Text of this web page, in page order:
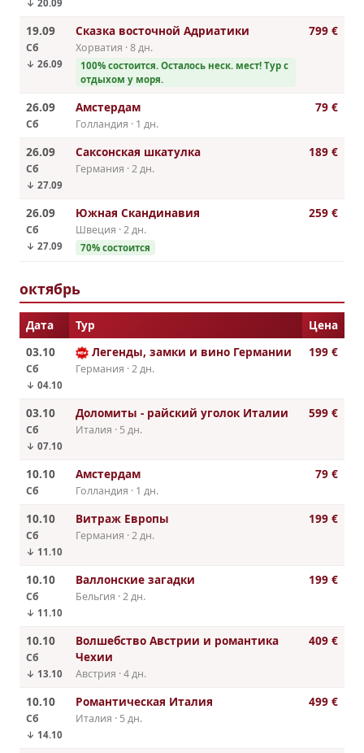
↓ 20.09
19.09
Сб
↓ 26.09
Сказка восточной Адриатики
Хорватия · 8 дн.
100% cостоится. Осталось неск. мест! Тур с
отдыхом у моря.
799 €
26.09
Сб
Амстердам
Голландия · 1 дн.
79 €
26.09
Сб
↓ 27.09
Саксонская шкатулка
Германия · 2 дн.
189 €
26.09
Сб
↓ 27.09
Южная Скандинавия
Швеция · 2 дн.
70% cостоится
259 €
октябрь
Дата Тур
Цена
03.10
Сб
↓ 04.10
Легенды, замки и вино Германии
Германия · 2 дн.
199 €
03.10
Сб
↓ 07.10
Доломиты - райский уголок Италии
Италия · 5 дн.
599 €
10.10
Сб
Амстердам
Голландия · 1 дн.
79 €
10.10
Сб
↓ 11.10
Витраж Европы
Германия · 2 дн.
199 €
10.10
Сб
↓ 11.10
Валлонские загадки
Бельгия · 2 дн.
199 €
10.10
Сб
↓ 13.10
Волшебство Австрии и романтика
Чехии
Австрия · 4 дн.
409 €
10.10
Сб
↓ 14.10
Романтическая Италия
Италия · 5 дн.
499 €